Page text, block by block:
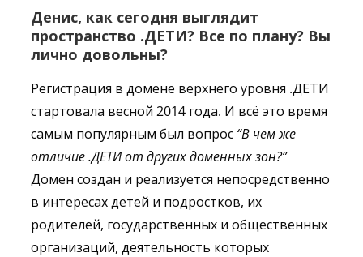
Денис, как сегодня выглядит
пространство .ДЕТИ? Все по плану? Вы
лично довольны?
Регистрация в домене верхнего уровня .ДЕТИ
стартовала весной 2014 года. И всё это время
самым популярным был вопрос “В чем же
отличие .ДЕТИ от других доменных зон?”
Домен создан и реализуется непосредственно
в интересах детей и подростков, их
родителей, государственных и общественных
организаций, деятельность которых